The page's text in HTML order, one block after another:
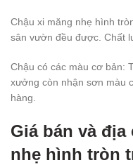
Chậu xi măng nhẹ hình
sân vườn đều được. Chất
Chậu có các màu cơ bản:
xưởng còn nhận sơn màu
hàng.
Giá bán và
nhẹ hình tròn